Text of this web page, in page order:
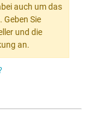
auch um das
Sie
und die
an.